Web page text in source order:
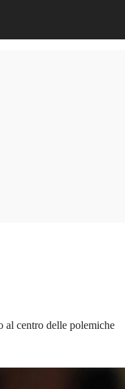
al centro delle polemiche